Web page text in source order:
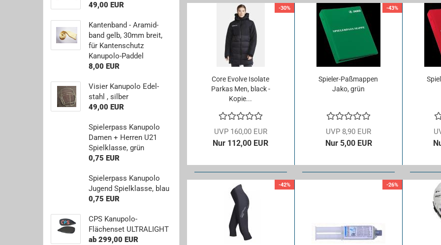
-30%
Core Evol­ve Iso­la­te
Parkas Men, black -
Kopie...
UVP 160,00 EUR
Nur 112,00 EUR
-43%
Spieler-​​Paß­map­pen
Jako, grün
UVP 8,90 EUR
Nur 5,00 EUR
-42% -26%
49,00 EUR
Kan­ten­band - Ara­mid­
band gelb, 30mm breit,
für Kan­ten­schutz
Kanupolo-​Paddel
8,00 EUR
Vi­sier Ka­nu­po­lo Edel­
stahl , sil­ber
49,00 EUR
Spie­ler­pass Ka­nu­po­lo
Damen + Her­ren U21
Spiel­klas­se, grün
0,75 EUR
Spie­ler­pass Ka­nu­po­lo
Ju­gend Spiel­klas­se, blau
0,75 EUR
CPS Kanupolo-​
Flächenset UL­TRA­LIGHT
ab 299,00 EUR